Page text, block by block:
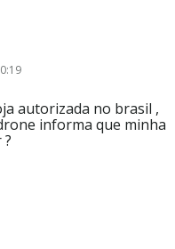
autorizada no brasil ,
informa que minha